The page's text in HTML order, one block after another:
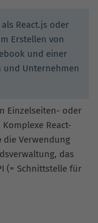
React.js oder
Erstellen von
und einer
und Unternehmen
Einzelseiten- oder
React-
die Verwendung
das
(= Schnittstelle für